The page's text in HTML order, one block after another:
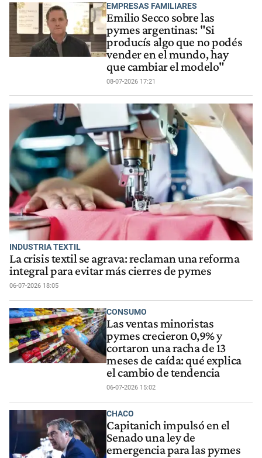
EMPRESAS FAMILIARES
Emilio Secco sobre las
pymes argentinas: "Si
producís algo que no podés
vender en el mundo, hay
que cambiar el modelo"
08-07-2026 17:21
INDUSTRIA TEXTIL
La crisis textil se agrava: reclaman una reforma
integral para evitar más cierres de pymes
06-07-2026 18:05
CONSUMO
Las ventas minoristas
pymes crecieron 0,9% y
cortaron una racha de 13
meses de caída: qué explica
el cambio de tendencia
06-07-2026 15:02
CHACO
Capitanich impulsó en el
Senado una ley de
emergencia para las pymes